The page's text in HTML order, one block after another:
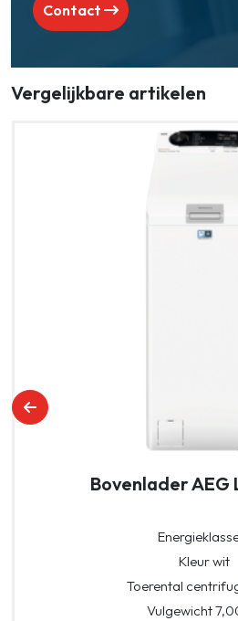
Contact
Vergelijkbare artikelen
Bovenlader AEG
Kleur wit
Toerental
Vulgewicht